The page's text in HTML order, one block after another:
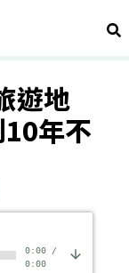
搜
遊地
年不
0:00/
0:00